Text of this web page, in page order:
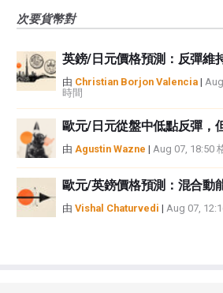
次要貨幣對
英鎊/日元價格預測：反彈維
由 Christian Borjon Valencia |
時間
歐元/日元從盤中低點反彈，
由 Agustin Wazne | Aug 07, 18:50
歐元/英鎊價格預測：混合動
由 Vishal Chaturvedi | Aug 07,